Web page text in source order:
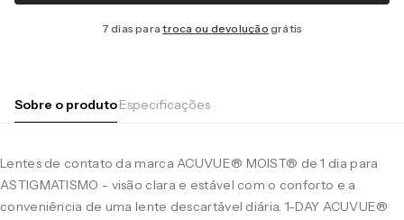
7 dias paratroca ou devolução grátis
Sobre o produtoEspecificações
Lentes de contato da marca ACUVUE® MOIST® de 1 dia para
ASTIGMATISMO - visão clara e estável com o conforto e a
conveniência de uma lente descartável diária. 1-DAY ACUVUE®